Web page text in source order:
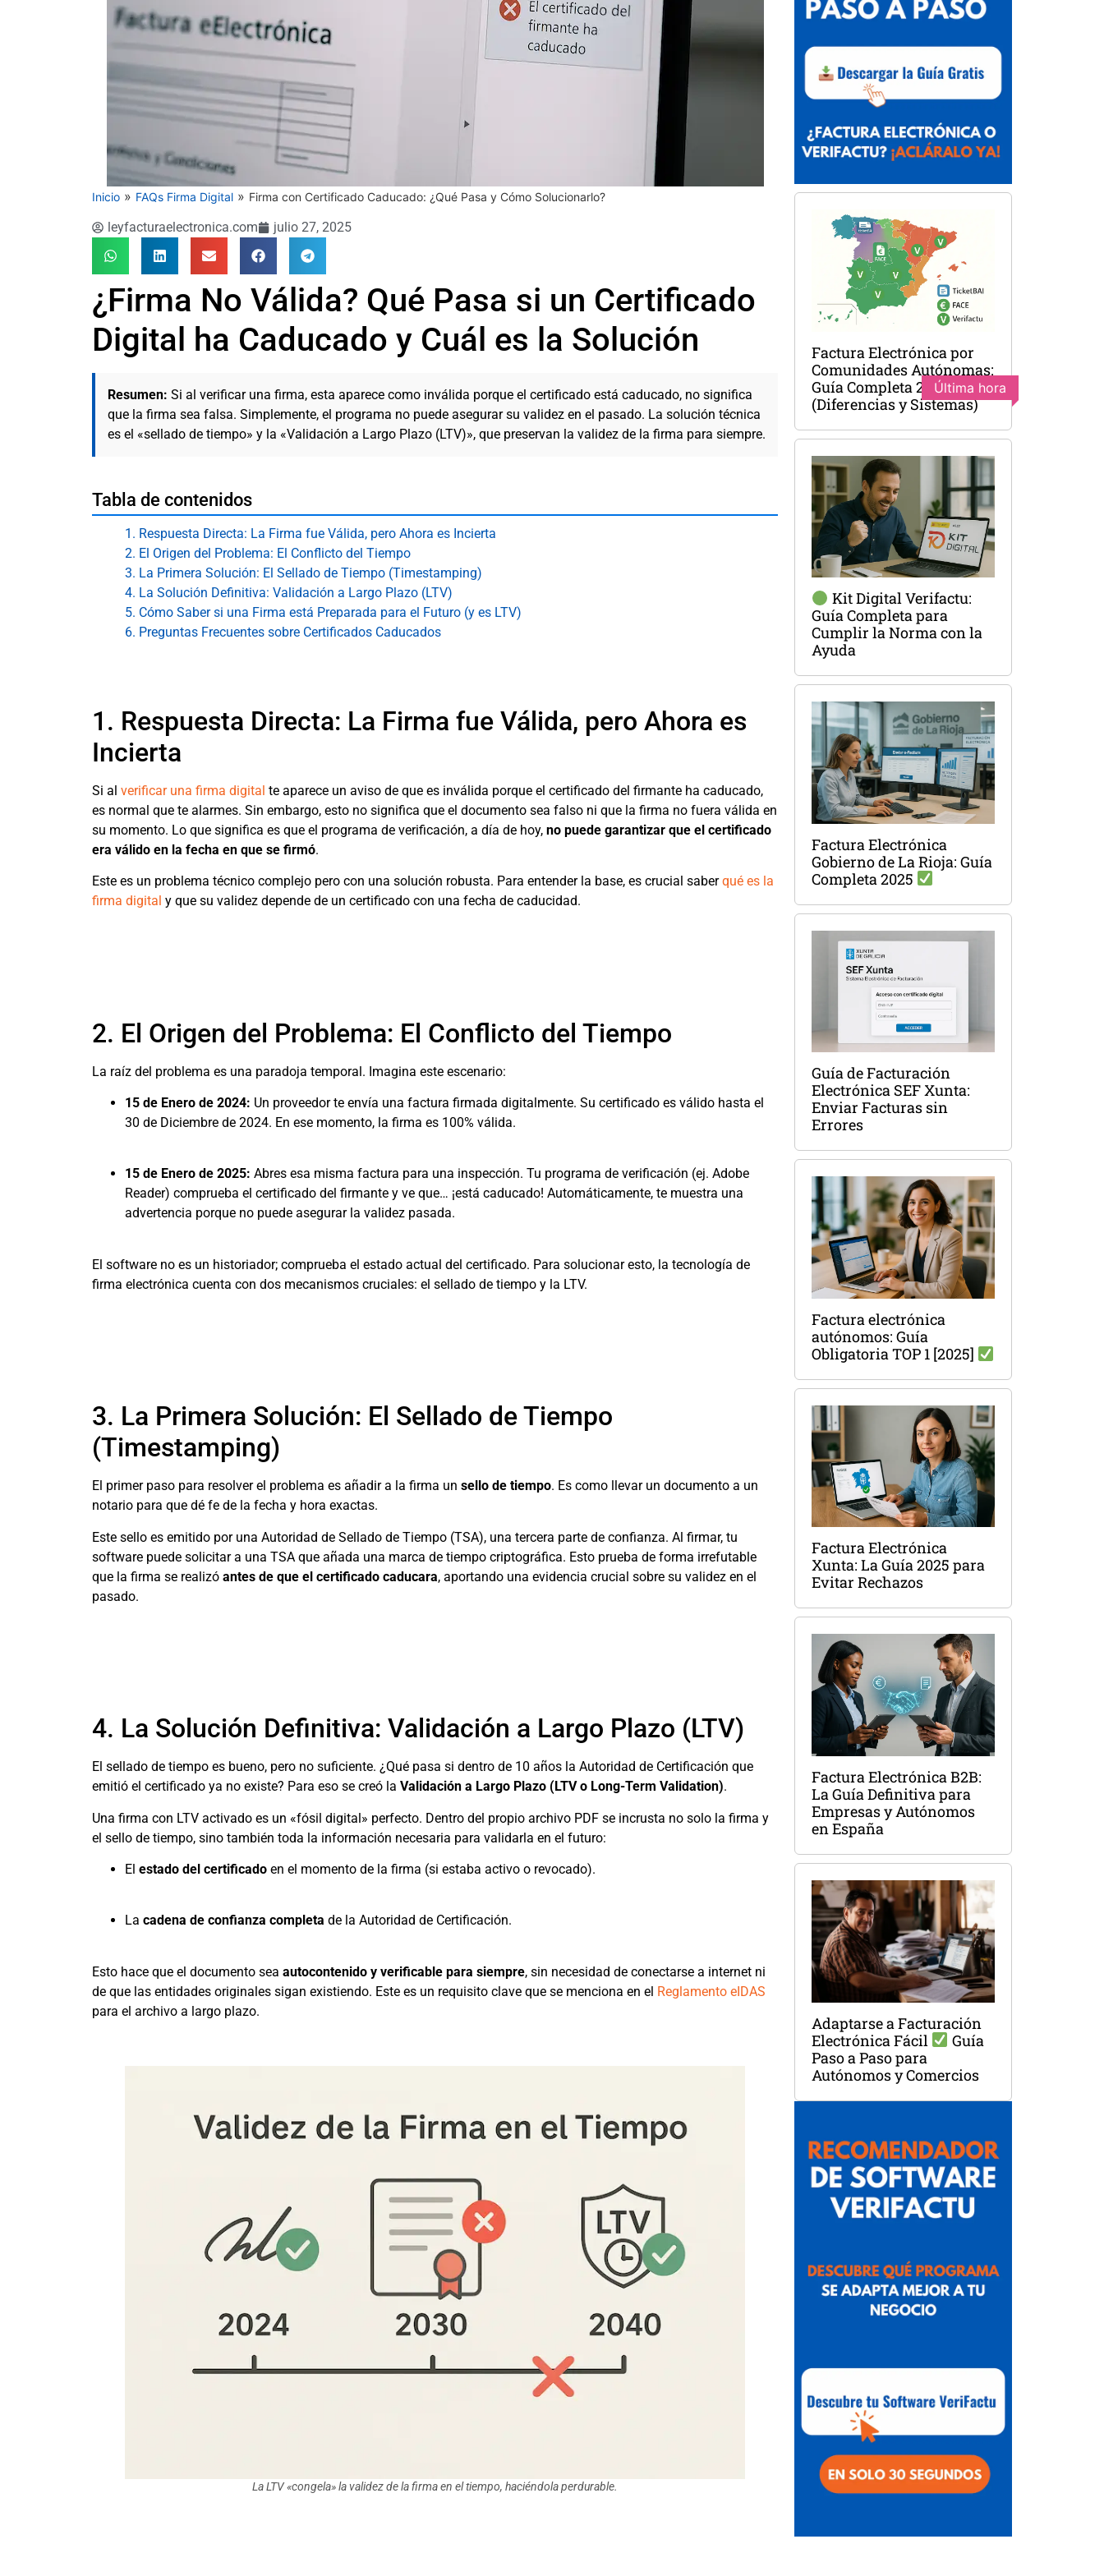
Inicio » FAQs Firma Digital » Firma con Certificado Caducado: ¿Qué Pasa y Cómo Solucionarlo?
leyfacturaelectronica.com julio 27, 2025
¿Firma No Válida? Qué Pasa si un Certificado
Digital ha Caducado y Cuál es la Solución
Resumen: Si al verificar una firma, esta aparece como inválida porque el certificado está caducado, no significa
que la firma sea falsa. Simplemente, el programa no puede asegurar su validez en el pasado. La solución técnica
es el «sellado de tiempo» y la «Validación a Largo Plazo (LTV)», que preservan la validez de la firma para siempre.
Tabla de contenidos
1. Respuesta Directa: La Firma fue Válida, pero Ahora es Incierta
2. El Origen del Problema: El Conflicto del Tiempo
3. La Primera Solución: El Sellado de Tiempo (Timestamping)
4. La Solución Definitiva: Validación a Largo Plazo (LTV)
5. Cómo Saber si una Firma está Preparada para el Futuro (y es LTV)
6. Preguntas Frecuentes sobre Certificados Caducados
1. Respuesta Directa: La Firma fue Válida, pero Ahora es
Incierta
Si al verificar una firma digital te aparece un aviso de que es inválida porque el certificado del firmante ha caducado,
es normal que te alarmes. Sin embargo, esto no significa que el documento sea falso ni que la firma no fuera válida en
su momento. Lo que significa es que el programa de verificación, a día de hoy, no puede garantizar que el certificado
era válido en la fecha en que se firmó.
Este es un problema técnico complejo pero con una solución robusta. Para entender la base, es crucial saberqué es la
firma digital y que su validez depende de un certificado con una fecha de caducidad.
2. El Origen del Problema: El Conflicto del Tiempo
La raíz del problema es una paradoja temporal. Imagina este escenario:
15 de Enero de 2024: Un proveedor te envía una factura firmada digitalmente. Su certificado es válido hasta el
30 de Diciembre de 2024. En ese momento, la firma es 100% válida.
15 de Enero de 2025: Abres esa misma factura para una inspección. Tu programa de verificación (ej. Adobe
Reader) comprueba el certificado del firmante y ve que… ¡está caducado! Automáticamente, te muestra una
advertencia porque no puede asegurar la validez pasada.
El software no es un historiador; comprueba el estado actual del certificado. Para solucionar esto, la tecnología de
firma electrónica cuenta con dos mecanismos cruciales: el sellado de tiempo y la LTV.
3. La Primera Solución: El Sellado de Tiempo
(Timestamping)
El primer paso para resolver el problema es añadir a la firma un sello de tiempo. Es como llevar un documento a un
notario para que dé fe de la fecha y hora exactas.
Este sello es emitido por una Autoridad de Sellado de Tiempo (TSA), una tercera parte de confianza. Al firmar, tu
software puede solicitar a una TSA que añada una marca de tiempo criptográfica. Esto prueba de forma irrefutable
que la firma se realizó antes de que el certificado caducara, aportando una evidencia crucial sobre su validez en el
pasado.
4. La Solución Definitiva: Validación a Largo Plazo (LTV)
El sellado de tiempo es bueno, pero no suficiente. ¿Qué pasa si dentro de 10 años la Autoridad de Certificación que
emitió el certificado ya no existe? Para eso se creó la Validación a Largo Plazo (LTV o Long-Term Validation).
Una firma con LTV activado es un «fósil digital» perfecto. Dentro del propio archivo PDF se incrusta no solo la firma y
el sello de tiempo, sino también toda la información necesaria para validarla en el futuro:
El estado del certificado en el momento de la firma (si estaba activo o revocado).
La cadena de confianza completa de la Autoridad de Certificación.
Esto hace que el documento sea autocontenido y verificable para siempre, sin necesidad de conectarse a internet ni
de que las entidades originales sigan existiendo. Este es un requisito clave que se menciona en el Reglamento eIDAS
para el archivo a largo plazo.
La LTV «congela» la validez de la firma en el tiempo, haciéndola perdurable.
Última hora
Factura Electrónica por
Comunidades Autónomas:
Guía Completa 2025
(Diferencias y Sistemas)
Kit Digital Verifactu:
Guía Completa para
Cumplir la Norma con la
Ayuda
Factura Electrónica
Gobierno de La Rioja: Guía
Completa 2025
Guía de Facturación
Electrónica SEF Xunta:
Enviar Facturas sin
Errores
Factura electrónica
autónomos: Guía
Obligatoria TOP 1 [2025]
Factura Electrónica
Xunta: La Guía 2025 para
Evitar Rechazos
Factura Electrónica B2B:
La Guía Definitiva para
Empresas y Autónomos
en España
Adaptarse a Facturación
Electrónica Fácil
Guía
Paso a Paso para
Autónomos y Comercios